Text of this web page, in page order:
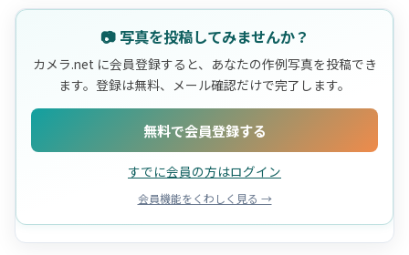
📷 写真を投稿してみませんか？
カメラ.net に会員登録すると、あなたの作例写真を投稿でき
ます。登録は無料、メール確認だけで完了します。
無料で会員登録する
すでに会員の方はログイン
会員機能をくわしく見る →